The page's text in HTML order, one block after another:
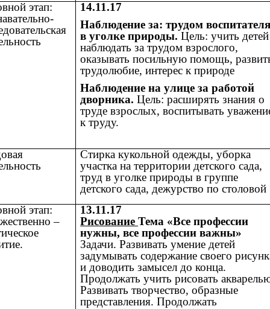
этап:
14.11.17
Наблюдение за: трудом
в уголке природы.Цель: учить детей
наблюдать за трудом взрослого,
оказывать посильную помощь,
трудолюбие, интерес к природе
Наблюдение на улице за работой
дворника. Цель: расширять знания о
труде взрослых, воспитывать
к труду.
Стирка кукольной одежды, уборка
участка на территории детского сада,
труд в уголке природы в группе
детского сада, дежурство по столовой
этап:
–
13.11.17
РисованиеТема «Все профессии
нужны, все профессии важны»
Задачи. Развивать умение детей
задумывать содержание своего
и доводить замысел до конца.
Продолжать учить рисовать
Развивать творчество, образные
представления. Продолжать